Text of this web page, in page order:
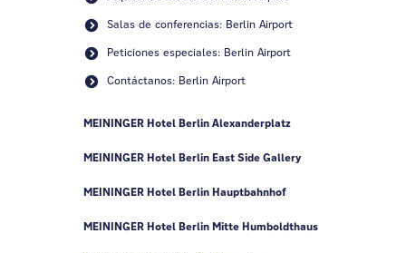
Salas de conferencias: Berlin Airport
Peticiones especiales: Berlin Airport
Contáctanos: Berlin Airport
MEININGER Hotel Berlin Alexanderplatz
MEININGER Hotel Berlin East Side Gallery
MEININGER Hotel Berlin Hauptbahnhof
MEININGER Hotel Berlin Mitte Humboldthaus